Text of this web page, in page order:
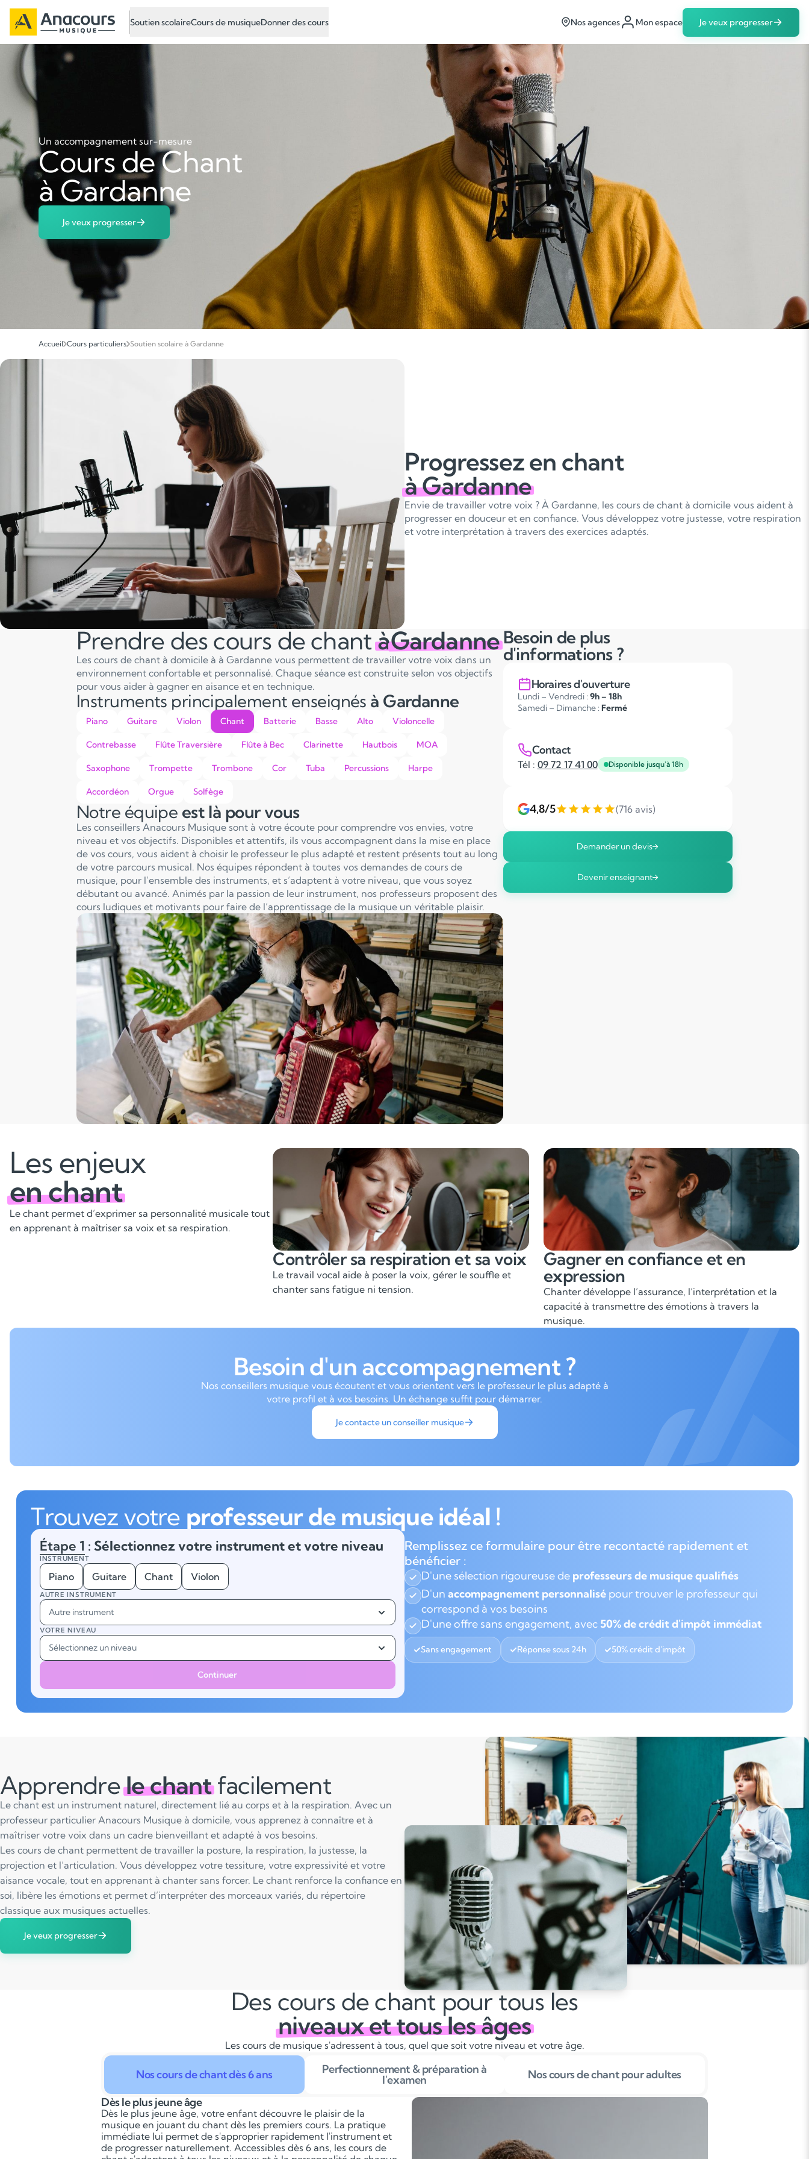
Soutien scolaireCours de musiqueDonner des cours Nos agences Mon espace Je veux progresser
Un accompagnement sur-mesure
Cours de Chant
à Gardanne
Je veux progresser
Accueil Cours particuliers Soutien scolaire à Gardanne
Progressez en chant
à Gardanne
Envie de travailler votre voix ? À Gardanne, les cours de chant à domicile vous aident à
progresser en douceur et en confiance. Vous développez votre justesse, votre respiration
et votre interprétation à travers des exercices adaptés.
Prendre des cours de chantàGardanne
Les cours de chant à domicile à à Gardanne vous permettent de travailler votre voix dans un
environnement confortable et personnalisé. Chaque séance est construite selon vos objectifs
pour vous aider à gagner en aisance et en technique.
Instruments principalement enseignés à Gardanne
Piano Guitare Violon Chant Batterie Basse Alto Violoncelle
Contrebasse Flûte Traversière Flûte à Bec Clarinette Hautbois MOA
Saxophone Trompette Trombone Cor Tuba Percussions Harpe
Accordéon Orgue Solfège
Notre équipe est là pour vous
Les conseillers Anacours Musique sont à votre écoute pour comprendre vos envies, votre
niveau et vos objectifs. Disponibles et attentifs, ils vous accompagnent dans la mise en place
de vos cours, vous aident à choisir le professeur le plus adapté et restent présents tout au long
de votre parcours musical. Nos équipes répondent à toutes vos demandes de cours de
musique, pour l’ensemble des instruments, et s’adaptent à votre niveau, que vous soyez
débutant ou avancé. Animés par la passion de leur instrument, nos professeurs proposent des
cours ludiques et motivants pour faire de l’apprentissage de la musique un véritable plaisir.
Besoin de plus
d'informations ?
Horaires d'ouverture
Lundi – Vendredi : 9h – 18h
Samedi – Dimanche : Fermé
Contact
Tél : 09 72 17 41 00 Disponible jusqu'à 18h
4,8/5 (716 avis)
Demander un devis
Devenir enseignant
Les enjeux
en chant
Le chant permet d’exprimer sa personnalité musicale tout
en apprenant à maîtriser sa voix et sa respiration.
Contrôler sa respiration et sa voix
Le travail vocal aide à poser la voix, gérer le souffle et
chanter sans fatigue ni tension.
Gagner en confiance et en
expression
Chanter développe l’assurance, l’interprétation et la
capacité à transmettre des émotions à travers la
musique.
Besoin d'un accompagnement ?
Nos conseillers musique vous écoutent et vous orientent vers le professeur le plus adapté à
votre profil et à vos besoins. Un échange suffit pour démarrer.
Je contacte un conseiller musique
Trouvez votre professeur de musique idéal !
Remplissez ce formulaire pour être recontacté rapidement et
bénéficier :
D'une sélection rigoureuse de professeurs de musique qualifiés
D'un accompagnement personnalisé pour trouver le professeur qui
correspond à vos besoins
D'une offre sans engagement, avec 50% de crédit d'impôt immédiat
Sans engagement Réponse sous 24h 50% crédit d'impôt
Étape 1 : Sélectionnez votre instrument et votre niveau
INSTRUMENT
Piano Guitare Chant Violon
AUTRE INSTRUMENT
Autre instrument
VOTRE NIVEAU
Sélectionnez un niveau
Continuer
Apprendrele chantfacilement
Le chant est un instrument naturel, directement lié au corps et à la respiration. Avec un
professeur particulier Anacours Musique à domicile, vous apprenez à connaître et à
maîtriser votre voix dans un cadre bienveillant et adapté à vos besoins.
Les cours de chant permettent de travailler la posture, la respiration, la justesse, la
projection et l’articulation. Vous développez votre tessiture, votre expressivité et votre
aisance vocale, tout en apprenant à chanter sans forcer. Le chant renforce la confiance en
soi, libère les émotions et permet d’interpréter des morceaux variés, du répertoire
classique aux musiques actuelles.
Je veux progresser
Des cours de chant pour tous les
niveaux et tous les âges
Les cours de musique s'adressent à tous, quel que soit votre niveau et votre âge.
Nos cours de chant dès 6 ans Perfectionnement & préparation à
l'examen
Nos cours de chant pour adultes
Dès le plus jeune âge
Dès le plus jeune âge, votre enfant découvre le plaisir de la
musique en jouant du chant dès les premiers cours. La pratique
immédiate lui permet de s'approprier rapidement l'instrument et
de progresser naturellement. Accessibles dès 6 ans, les cours de